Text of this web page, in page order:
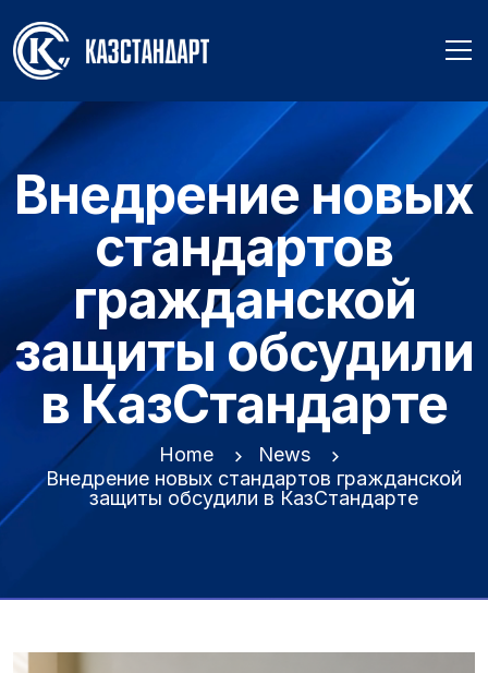
Внедрение новых
стандартов
гражданской
защиты обсудили
в КазСтандарте
Home
News
Внедрение новых стандартов гражданской
защиты обсудили в КазСтандарте